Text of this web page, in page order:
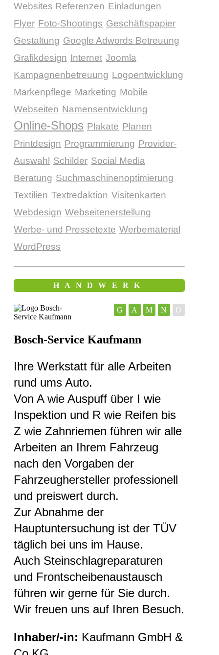
Websites Referenzen Einladungen
Flyer Foto-Shootings Geschäftspapier
Gestaltung Google Adwords Betreuung
Grafikdesign Internet Joomla
Kampagnenbetreuung Logoentwicklung
Markenpflege Marketing Mobile
Webseiten Namensentwicklung
Online-Shops Plakate Planen
Printdesign Programmierung Provider-
Auswahl
Schilder Social Media
Beratung Suchmaschinenoptimierung
Textilien Textredaktion Visitenkarten
Webdesign Webseitenerstellung
Werbe- und Pressetexte Werbematerial
WordPress
HANDWERK
O
N
M
A
G
Bosch-Service Kaufmann
Ihre Werkstatt für alle Arbeiten
rund ums Auto.
Von A wie Auspuff über I wie
Inspektion und R wie Reifen bis
Z wie Zahnriemen führen wir alle
Arbeiten an Ihrem Fahrzeug
nach den Vorgaben der
Fahrzeughersteller professionell
und preiswert durch.
Zur Abnahme der
Hauptuntersuchung ist der TÜV
täglich bei uns im Hause.
Auch Steinschlagreparaturen
und Frontscheibenaustausch
führen wir gerne für Sie durch.
Wir freuen uns auf Ihren Besuch.
Inhaber/-in: Kaufmann GmbH &